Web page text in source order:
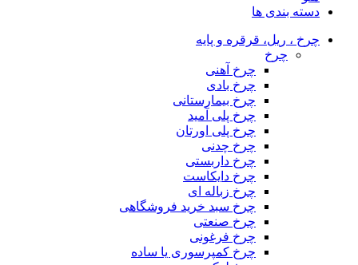
دسته بندی ها
چرخ ، ریل، قرقره و پایه
چرخ
چرخ آهنی
چرخ بادی
چرخ بیمارستانی
چرخ پلی آمید
چرخ پلی اورتان
چرخ چدنی
چرخ داربستی
چرخ دایکاست
چرخ زباله ای
چرخ سبد خرید فروشگاهی
چرخ صنعتی
چرخ فرغونی
چرخ کمپرسوری یا ساده